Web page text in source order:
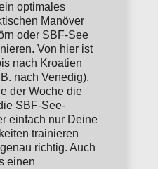
optimales
Manöver
oder SBF-See
Von hier ist
nach Kroatien
nach Venedig).
der Woche die
SBF-See-
einfach nur Deine
trainieren
richtig. Auch
einen